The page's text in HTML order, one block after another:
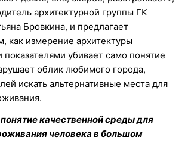
архитектурной группы ГК
Бровкина, и предлагает
как измерение архитектуры
убивает само понятие
облик любимого города,
искать альтернативные места для
качественной среды для
человека в большом